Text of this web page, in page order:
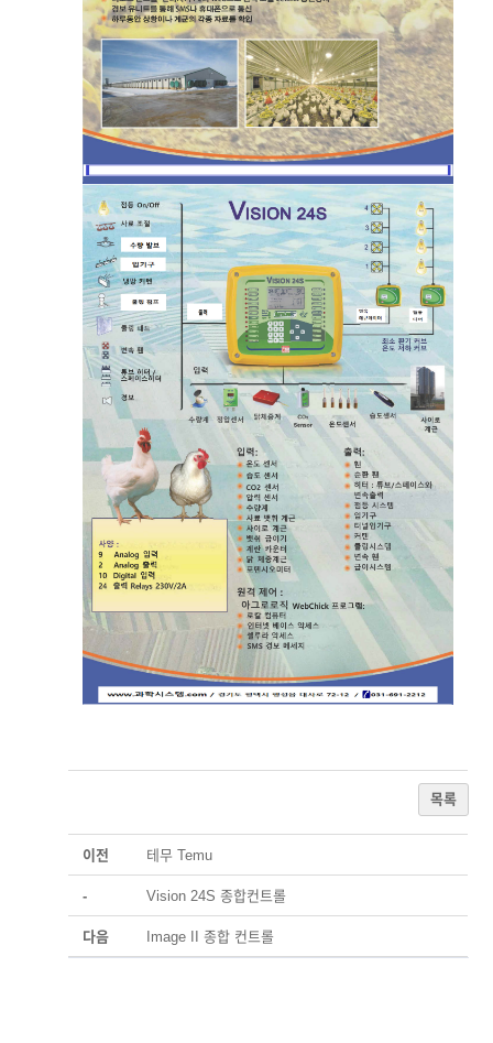
목록
이전 테무 Temu
- Vision 24S 종합컨트롤
다음 Image II 종합 컨트롤